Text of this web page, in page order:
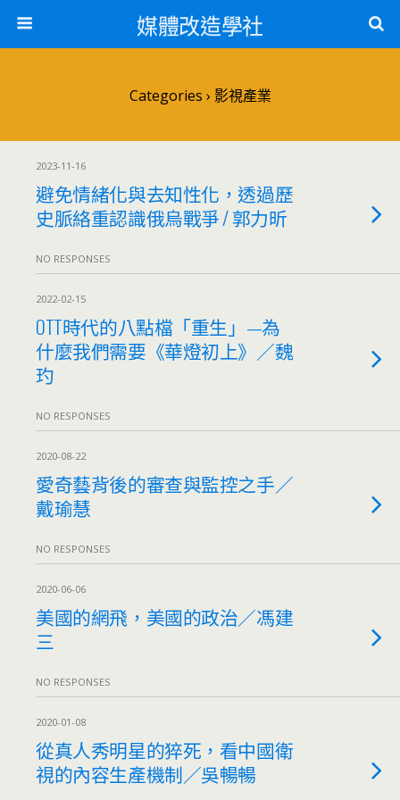
媒體改造學社
Categories › 影視產業
2023-11-16
避免情緒化與去知性化，透過歷
史脈絡重認識俄烏戰爭 / 郭力昕
NO RESPONSES
2022-02-15
OTT時代的八點檔「重生」—為
什麼我們需要《華燈初上》／魏
玓
NO RESPONSES
2020-08-22
愛奇藝背後的審查與監控之手／
戴瑜慧
NO RESPONSES
2020-06-06
美國的網飛，美國的政治／馮建
三
NO RESPONSES
2020-01-08
從真人秀明星的猝死，看中國衛
視的內容生產機制／吳暢暢